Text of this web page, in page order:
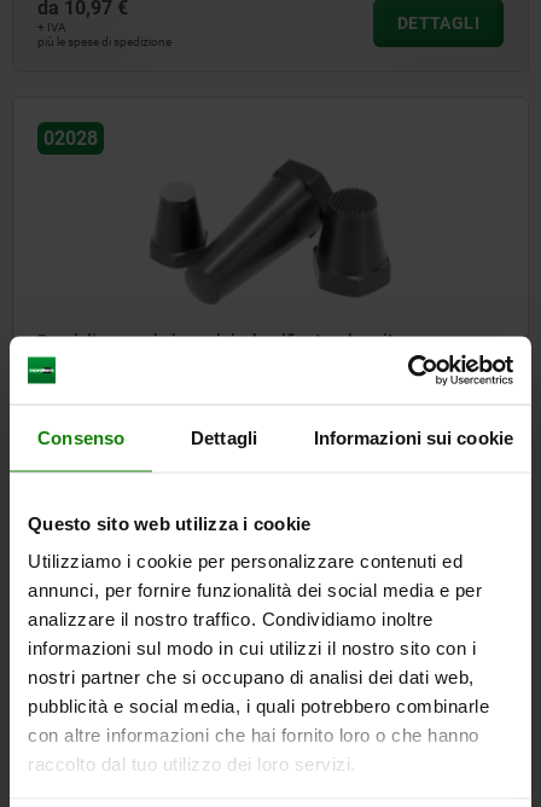
Consenso Dettagli Informazioni sui cookie
Questo sito web utilizza i cookie
Utilizziamo i cookie per personalizzare contenuti ed
annunci, per fornire funzionalità dei social media e per
analizzare il nostro traffico. Condividiamo inoltre
informazioni sul modo in cui utilizzi il nostro sito con i
nostri partner che si occupano di analisi dei dati web,
pubblicità e social media, i quali potrebbero combinarle
con altre informazioni che hai fornito loro o che hanno
raccolto dal tuo utilizzo dei loro servizi.
da 10,97 €
+ IVA
più le spese di spedizione
DETTAGLI
02028
Perni d‘appoggio in acciaio, bonificato e brunito
da11,60 €
+ IVA
02029